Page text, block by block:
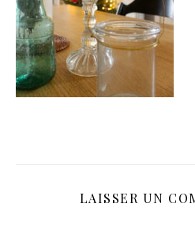
LAISSER UN